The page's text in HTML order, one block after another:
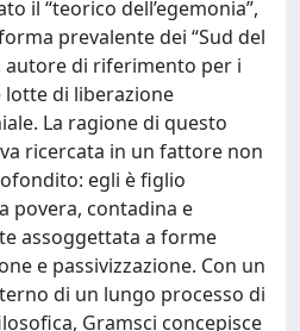
il “teorico dell’egemonia”,
prevalente dei “Sud del
autore di riferimento per i
di liberazione
La ragione di questo
ricercata in un fattore non
egli è figlio
povera, contadina e
assoggettata a forme
e passivizzazione. Con un
di un lungo processo di
Gramsci concepisce